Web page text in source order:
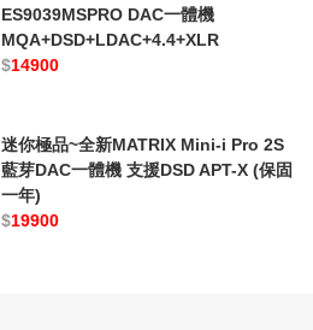
ES9039MSPRO DAC一體機
MQA+DSD+LDAC+4.4+XLR
$14900
迷你極品~全新MATRIX Mini-i Pro 2S
藍芽DAC一體機 支援DSD APT-X (保固
一年)
$19900